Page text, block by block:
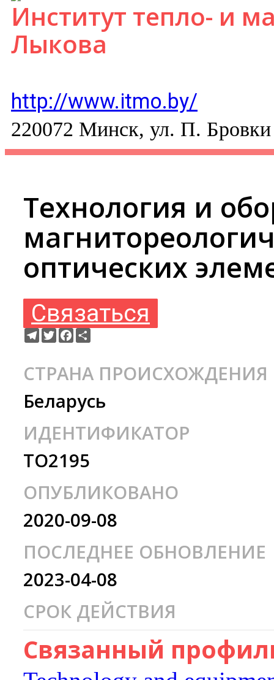
Институт тепло- и
Лыкова
http://www.itmo.by/
220072 Минск, ул. П.
Технология и
оптических
Связаться
Telegram
TwitterFacebook
СТРАНА ПРОИСХОЖДЕНИЯ
Беларусь
ИДЕНТИФИКАТОР
TO2195
ОПУБЛИКОВАНО
2020-09-08
ПОСЛЕДНЕЕ ОБНОВЛЕНИЕ
2023-04-08
СРОК ДЕЙСТВИЯ
Связанный